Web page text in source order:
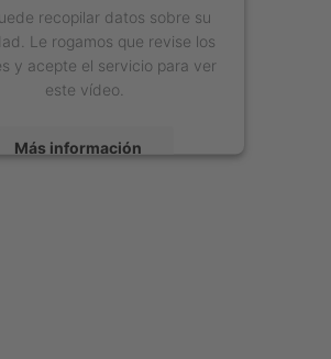
recopilar datos sobre su
Le rogamos que revise los
y acepte el servicio para ver
este vídeo.
Más información